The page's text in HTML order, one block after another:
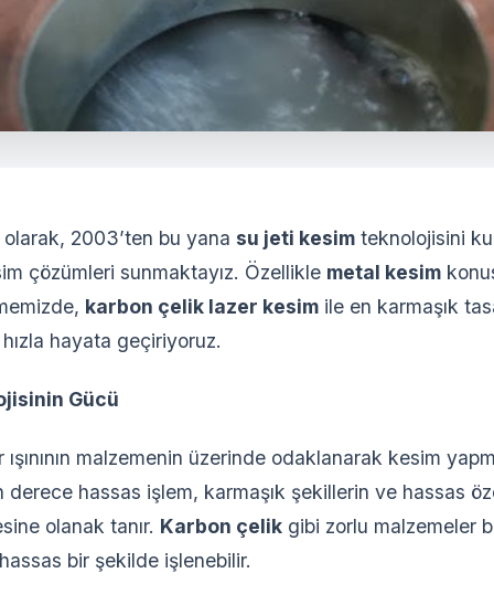
2003’ten bu yana su jeti kesim teknolojisini
çözümleri sunmaktayız. Özellikle metal kesim
karbon çelik lazer kesim ile en karmaşık
hayata geçiriyoruz.
Gücü
ışınının malzemenin üzerinde odaklanarak kesim
derece hassas işlem, karmaşık şekillerin ve hassas
olanak tanır. Karbon çelik gibi zorlu malzemeler
bir şekilde işlenebilir.